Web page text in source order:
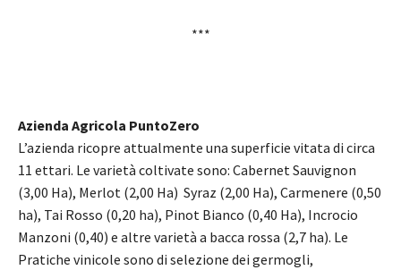
***
Azienda Agricola PuntoZero
L’azienda ricopre attualmente una superficie vitata di circa
11 ettari. Le varietà coltivate sono: Cabernet Sauvignon
(3,00 Ha), Merlot (2,00 Ha) Syraz (2,00 Ha), Carmenere (0,50
ha), Tai Rosso (0,20 ha), Pinot Bianco (0,40 Ha), Incrocio
Manzoni (0,40) e altre varietà a bacca rossa (2,7 ha). Le
Pratiche vinicole sono di selezione dei germogli,